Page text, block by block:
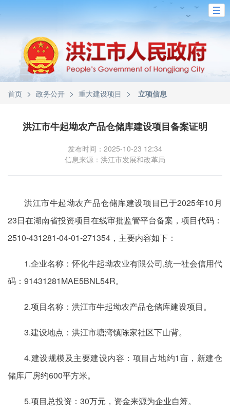
首页 > 政务公开 > 重大建设项目 > 立项信息
洪江市牛起坳农产品仓储库建设项目备案证明
发布时间：2025-10-23 12:34
信息来源：洪江市发展和改革局
洪江市牛起坳农产品仓储库建设项目已于2025年10月
23日在湖南省投资项目在线审批监管平台备案，项目代码：
2510-431281-04-01-271354，主要内容如下：
1.企业名称：怀化牛起坳农业有限公司,统一社会信用代
码：91431281MAE5BNL54R。
2.项目名称：洪江市牛起坳农产品仓储库建设项目。
3.建设地点：洪江市塘湾镇陈家社区下山背。
4.建设规模及主要建设内容：项目占地约1亩，新建仓
储库厂房约600平方米。
5.项目总投资：30万元，资金来源为企业自筹。